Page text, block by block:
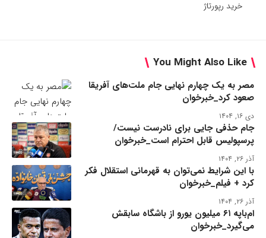
خرید رپورتاژ
You Might Also Like
مصر به یک چهارم نهایی جام ملت‌های آفریقا
صعود کرد_خبرخوان
دی ۱۶, ۱۴۰۴
جام حذفی جایی برای نادرست نیست/
پرسپولیس قابل احترام است_خبرخوان
آذر ۲۶, ۱۴۰۴
با این شرایط نمی‌توان به قهرمانی استقلال فکر
کرد + فیلم_خبرخوان
آذر ۲۶, ۱۴۰۴
ام‌باپه ۶۱ میلیون یورو از باشگاه سابقش
می‌گیرد_خبرخوان